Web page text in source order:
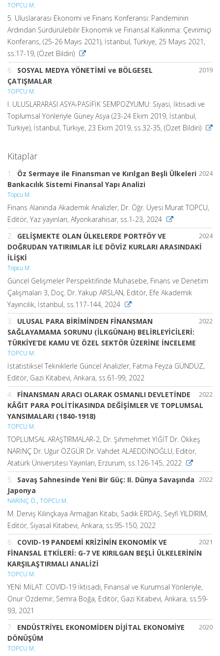
TOPCU M.
5. Uluslararası Ekonomi ve Finans Konferansı: Pandeminin
Ardından Sürdürülebilir Ekonomik ve Finansal Kalkınma: Çevrimiçi
Konferans, (25-26 Mayıs 2021), İstanbul, Türkiye, 25 Mayıs 2021,
ss.17-19, (Özet Bildiri)
2019
6. SOSYAL MEDYA YÖNETİMİ ve BÖLGESEL
ÇATIŞMALAR
TOPCU M.
I. ULUSLARARASI ASYA-PASİFİK SEMPOZYUMU: Siyasi, İktisadi ve
Toplumsal Yönleriyle Güney Asya (23-24 Ekim 2019, İstanbul,
Türkiye), İstanbul, Türkiye, 23 Ekim 2019, ss.32-35, (Özet Bildiri)
Kitaplar
2024
1. Öz Sermaye ile Finansman ve Kırılgan Beşli Ülkeleri
Bankacılık Sistemi Finansal Yapı Analizi
Topcu M.
Finans Alanında Akademik Analizler, Dr. Öğr. Üyesi Murat TOPCU,
Editör, Yaz yayınları, Afyonkarahisar, ss.1-23, 2024
2024
2. GELİŞMEKTE OLAN ÜLKELERDE PORTFÖY VE
DOĞRUDAN YATIRIMLAR İLE DÖVİZ KURLARI ARASINDAKİ
İLİŞKİ
Topcu M.
Güncel Gelişmeler Perspektifinde Muhasebe, Finans ve Denetim
Çalışmaları 3, Doç. Dr. Yakup ARSLAN, Editör, Efe Akademik
Yayıncılık, İstanbul, ss.117-144, 2024
2022
3. ULUSAL PARA BİRİMİNDEN FİNANSMAN
SAĞLAYAMAMA SORUNU (İLKGÜNAH) BELİRLEYİCİLERİ:
TÜRKİYE’DE KAMU VE ÖZEL SEKTÖR ÜZERİNE İNCELEME
TOPCU M.
İstatistiksel Tekniklerle Güncel Analizler, Fatma Feyza GÜNDÜZ,
Editör, Gazi Kitabevi, Ankara, ss.61-99, 2022
2022
4. FİNANSMAN ARACI OLARAK OSMANLI DEVLETİNDE
KÂĞIT PARA POLİTİKASINDA DEĞİŞİMLER VE TOPLUMSAL
YANSIMALARI (1840-1918)
TOPCU M.
TOPLUMSAL ARAŞTIRMALAR-2, Dr. Şıhmehmet YİĞİT Dr. Ökkeş
NARİNÇ Dr. Uğur ÖZGÜR Dr. Vahdet ALAEDDİNOĞLU, Editör,
Atatürk Üniversitesi Yayınları, Erzurum, ss.126-145, 2022
2022
5. Savaş Sahnesinde Yeni Bir Güç: II. Dünya Savaşında
Japonya
NARİNÇ Ö., TOPCU M.
M. Derviş Kılınçkaya Armağan Kitabı, Sadık ERDAŞ, Seyfi YILDIRIM,
Editör, Siyasal Kitabevi, Ankara, ss.95-150, 2022
2021
6. COVID-19 PANDEMİ KRİZİNİN EKONOMİK VE
FİNANSAL ETKİLERİ: G-7 VE KIRILGAN BEŞLİ ÜLKELERİNİN
KARŞILAŞTIRMALI ANALİZİ
TOPCU M.
YENİ MİLAT: COVID-19 İktisadi, Finansal ve Kurumsal Yönleriyle,
Onur Özdemir, Semra Boğa, Editör, Gazi Kitabevi, Ankara, ss.59-
93, 2021
2020
7. ENDÜSTRİYEL EKONOMİDEN DİJİTAL EKONOMİYE
DÖNÜŞÜM
TOPCU M.